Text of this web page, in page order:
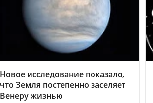
Новое исследование показало,
что Земля постепенно заселяет
Венеру жизнью